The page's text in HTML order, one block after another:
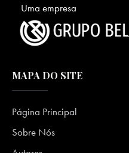
Uma empresa
MAPA DO SITE
Página Principal
Sobre Nós